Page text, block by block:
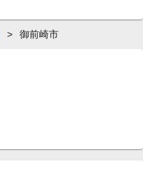
> 御前崎市